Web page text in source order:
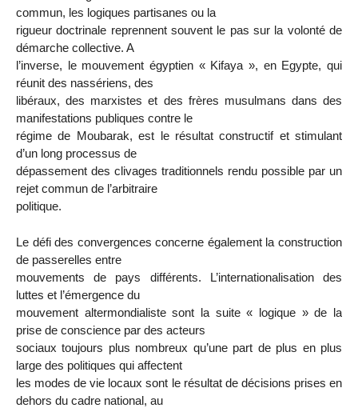
commun, les logiques partisanes ou la
rigueur doctrinale reprennent souvent le pas sur la volonté de
démarche collective. A
l’inverse, le mouvement égyptien « Kifaya », en Egypte, qui
réunit des nassériens, des
libéraux, des marxistes et des frères musulmans dans des
manifestations publiques contre le
régime de Moubarak, est le résultat constructif et stimulant
d’un long processus de
dépassement des clivages traditionnels rendu possible par un
rejet commun de l’arbitraire
politique.
Le défi des convergences concerne également la construction
de passerelles entre
mouvements de pays différents. L’internationalisation des
luttes et l’émergence du
mouvement altermondialiste sont la suite « logique » de la
prise de conscience par des acteurs
sociaux toujours plus nombreux qu’une part de plus en plus
large des politiques qui affectent
les modes de vie locaux sont le résultat de décisions prises en
dehors du cadre national, au